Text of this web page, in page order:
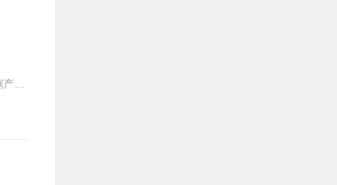
年10月24日，在上海市经济和新闻化委员会、上海市科学技术委员会的指导下，由上海大数据联盟、上海市北高新技术管理委员会(上海大数据产业基地)、上汽集团主办，华院数据、车音